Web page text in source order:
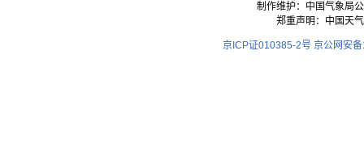
制作维护：中国气象局
郑重声明：中国天
京ICP证010385-2号 京公网安